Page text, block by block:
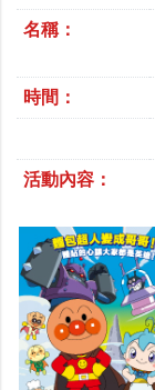
名稱：
時間：
活動內容：